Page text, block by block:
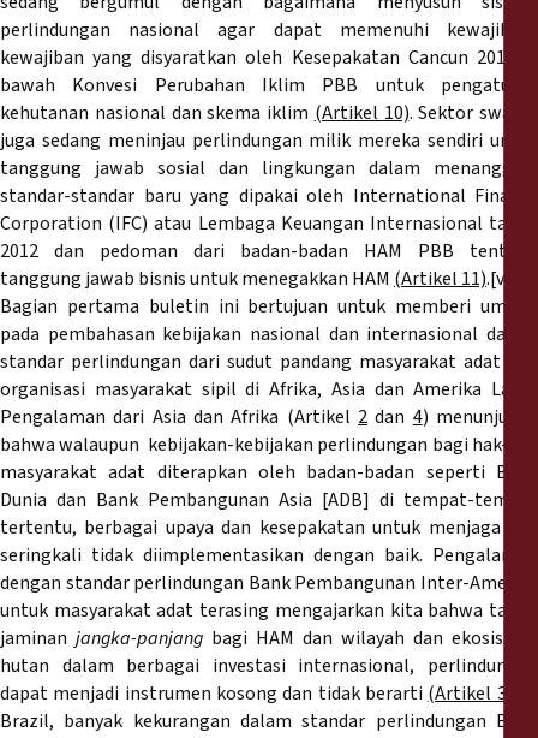
perlindungan nasional agar dapat memenuhi kewajiban-
kewajiban yang disyaratkan oleh Kesepakatan Cancun 2010 di
bawah Konvesi Perubahan Iklim PBB untuk pengaturan
kehutanan nasional dan skema iklim (Artikel 10). Sektor swasta
juga sedang meninjau perlindungan milik mereka sendiri untuk
tanggung jawab sosial dan lingkungan dalam menanggapi
standar-standar baru yang dipakai oleh International Finance
Corporation (IFC) atau Lembaga Keuangan Internasional tahun
2012 dan pedoman dari badan-badan HAM PBB tentang
tanggung jawab bisnis untuk menegakkan HAM (Artikel 11).[vi]
Bagian pertama buletin ini bertujuan untuk memberi umpan
pada pembahasan kebijakan nasional dan internasional dalam
standar perlindungan dari sudut pandang masyarakat adat dan
organisasi masyarakat sipil di Afrika, Asia dan Amerika Latin.
Pengalaman dari Asia dan Afrika (Artikel 2 dan 4) menunjukan
bahwa walaupun kebijakan-kebijakan perlindungan bagi hak-hak
masyarakat adat diterapkan oleh badan-badan seperti Bank
Dunia dan Bank Pembangunan Asia [ADB] di tempat-tempat
tertentu, berbagai upaya dan kesepakatan untuk menjaga hak
seringkali tidak diimplementasikan dengan baik. Pengalaman
dengan standar perlindungan Bank Pembangunan Inter-Amerika
untuk masyarakat adat terasing mengajarkan kita bahwa tanpa
jaminan jangka-panjang bagi HAM dan wilayah dan ekosistem
hutan dalam berbagai investasi internasional, perlindungan
dapat menjadi instrumen kosong dan tidak berarti (Artikel 3)
Brazil, banyak kekurangan dalam standar perlindungan Bank